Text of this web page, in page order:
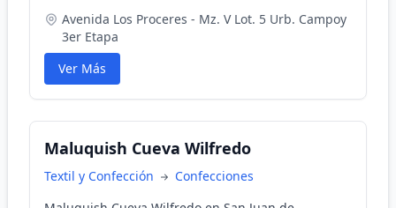
Avenida Los Proceres - Mz. V Lot. 5 Urb. Campoy
3er Etapa
Ver Más
Maluquish Cueva Wilfredo
Textil y Confección
Confecciones